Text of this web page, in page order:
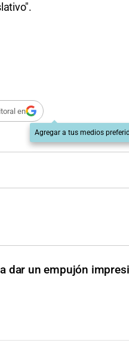
en
Agregar a tus medios
dar un empujón